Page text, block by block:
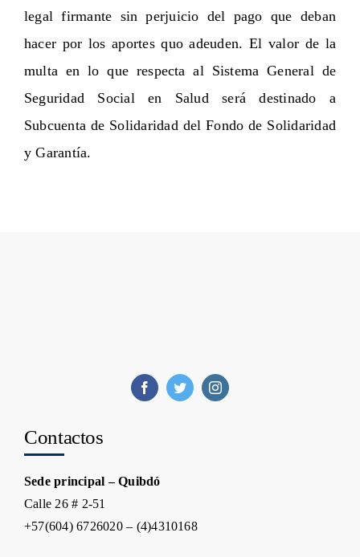
legal firmante sin perjuicio del pago que deban
hacer por los aportes quo adeuden. El valor de la
multa en lo que respecta al Sistema General de
Seguridad Social en Salud será destinado a
Subcuenta de Solidaridad del Fondo de Solidaridad
y Garantía.
Contactos
Sede principal – Quibdó
Calle 26 # 2-51
+57(604) 6726020 – (4)4310168